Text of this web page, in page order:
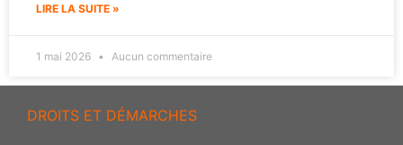
LIRE LA SUITE »
1 mai 2026 Aucun commentaire
DROITS ET DÉMARCHES